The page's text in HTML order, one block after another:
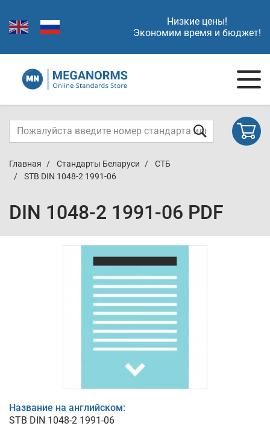
Низкие цены!
Экономим время и бюджет!
Главная Стандарты Беларуси
СТБ
STB DIN 1048-2 1991-06
DIN 1048-2 1991-06 PDF
Название на английском:
STB DIN 1048-2 1991-06